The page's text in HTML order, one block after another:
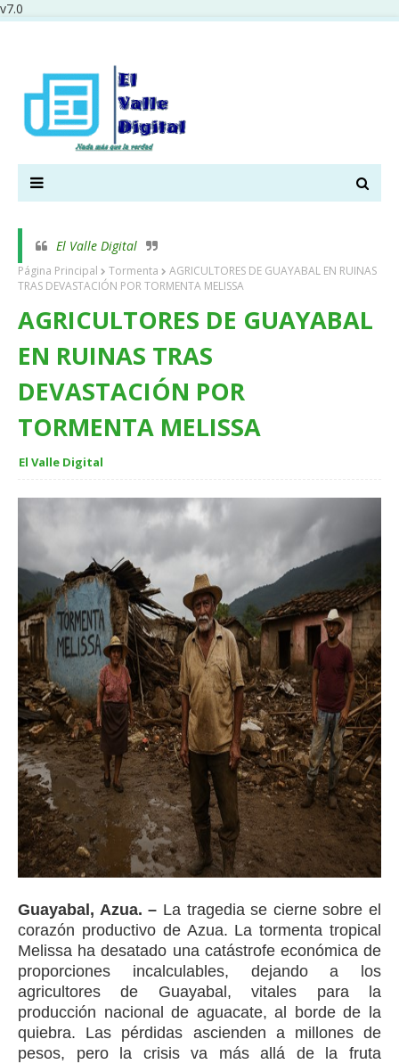
v7.0
El Valle Digital
Página Principal Tormenta
AGRICULTORES DE GUAYABAL EN RUINAS
TRAS DEVASTACIÓN POR TORMENTA MELISSA
AGRICULTORES DE GUAYABAL
EN RUINAS TRAS
DEVASTACIÓN POR
TORMENTA MELISSA
El Valle Digital
Guayabal, Azua. – La tragedia se cierne sobre el
corazón productivo de Azua. La tormenta tropical
Melissa ha desatado una catástrofe económica de
proporciones incalculables, dejando a los
agricultores de Guayabal, vitales para la
producción nacional de aguacate, al borde de la
quiebra. Las pérdidas ascienden a millones de
pesos, pero la crisis va más allá de la fruta